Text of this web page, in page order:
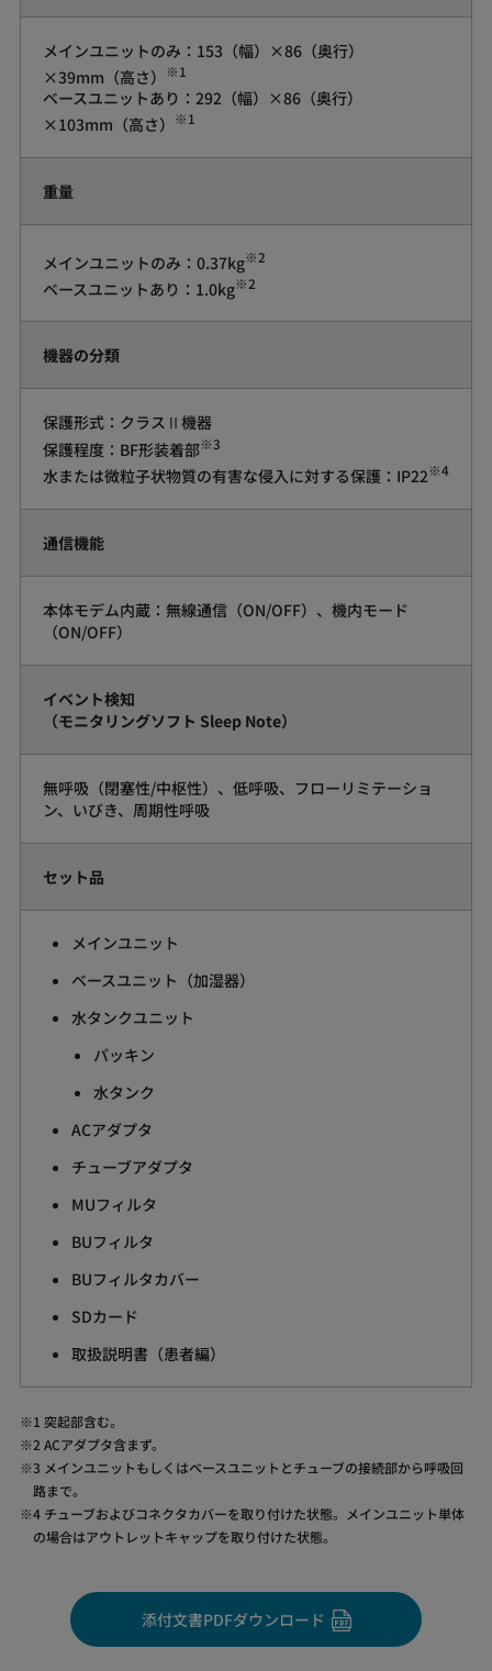
メインユニットのみ：153（幅）×86（奥行）
×39mm（高さ） ※1
ベースユニットあり：292（幅）×86（奥行）
×103mm（高さ） ※1
重量
メインユニットのみ：0.37kg※2
ベースユニットあり：1.0kg※2
機器の分類
保護形式：クラスⅡ機器
保護程度：BF形装着部※3
水または微粒子状物質の有害な侵入に対する保護：IP22※4
通信機能
本体モデム内蔵：無線通信（ON/OFF）、機内モード
（ON/OFF）
イベント検知
（モニタリングソフト Sleep Note）
無呼吸（閉塞性/中枢性）、低呼吸、フローリミテーショ
ン、いびき、周期性呼吸
セット品
メインユニット
ベースユニット（加湿器）
水タンクユニット
パッキン
水タンク
ACアダプタ
チューブアダプタ
MUフィルタ
BUフィルタ
BUフィルタカバー
SDカード
取扱説明書（患者編）
1 突起部含む。
2 ACアダプタ含まず。
3 メインユニットもしくはベースユニットとチューブの接続部から呼吸回
路まで。
4 チューブおよびコネクタカバーを取り付けた状態。メインユニット単体
の場合はアウトレットキャップを取り付けた状態。
添付文書PDFダウンロード